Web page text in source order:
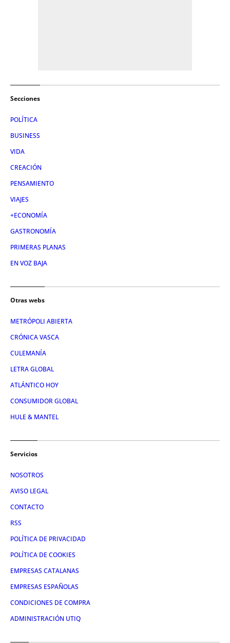
Secciones
POLÍTICA
BUSINESS
VIDA
CREACIÓN
PENSAMIENTO
VIAJES
+ECONOMÍA
GASTRONOMÍA
PRIMERAS PLANAS
EN VOZ BAJA
Otras webs
METRÓPOLI ABIERTA
CRÓNICA VASCA
CULEMANÍA
LETRA GLOBAL
ATLÁNTICO HOY
CONSUMIDOR GLOBAL
HULE & MANTEL
Servicios
NOSOTROS
AVISO LEGAL
CONTACTO
RSS
POLÍTICA DE PRIVACIDAD
POLÍTICA DE COOKIES
EMPRESAS CATALANAS
EMPRESAS ESPAÑOLAS
CONDICIONES DE COMPRA
ADMINISTRACIÓN UTIQ